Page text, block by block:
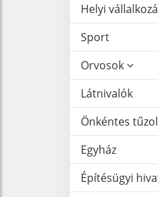
Helyi
Sport
Orvosok
Látnivalók
Önkéntes
Egyház
Építésügyi